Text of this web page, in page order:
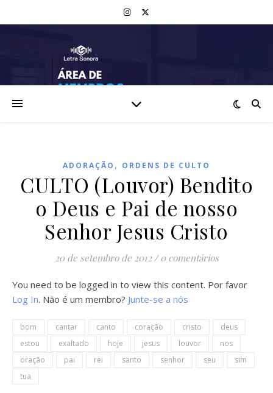
ADORAÇÃO , ORDENS DE CULTO
CULTO (Louvor) Bendito
o Deus e Pai de nosso
Senhor Jesus Cristo
20 de setembro de 2012 / 0 comentários
You need to be logged in to view this content. Por favor
Log In. Não é um membro? Junte-se a nós
bom cantar canto coração cristo
deus
estou
exaltado hoje jesus louvor
nos
oração
pai rei santo senhor seu
sim
tua